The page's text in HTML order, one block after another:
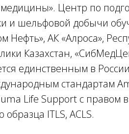
Центр по
и шельфовой добычи
Нефть», АК «Алроса»,
Казахстан,
единственным в
стандартам
Life Support c правом
ITLS, ACLS.